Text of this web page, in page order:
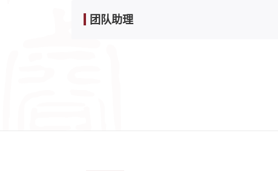
团队助理